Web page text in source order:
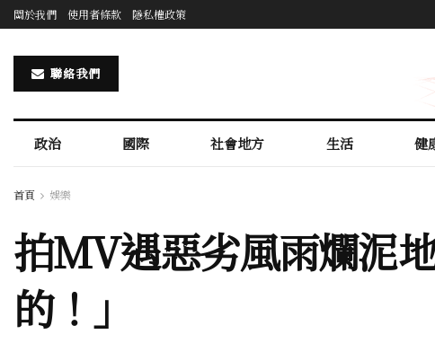
關於我們 使用者條款 隱私權政策
聯絡我們
政治 國際 社會地方 生活 健
首頁 娛樂
拍MV遇惡劣風雨爛泥
的！」